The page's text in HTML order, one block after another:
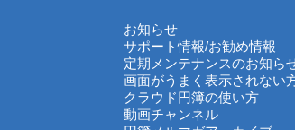
お知らせ
サポート情報/お勧め情報
定期メンテナンスのお知ら
画面がうまく表示されない
クラウド円簿の使い方
動画チャンネル